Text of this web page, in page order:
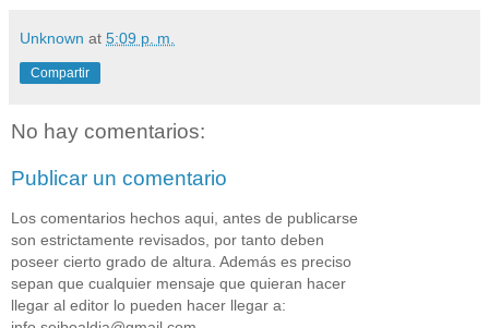
Unknown at 5:09 p. m.
Compartir
No hay comentarios:
Publicar un comentario
Los comentarios hechos aqui, antes de publicarse
son estrictamente revisados, por tanto deben
poseer cierto grado de altura. Además es preciso
sepan que cualquier mensaje que quieran hacer
llegar al editor lo pueden hacer llegar a: